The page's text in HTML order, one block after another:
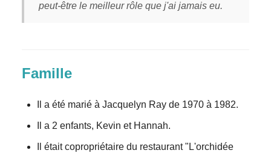
peut-être le meilleur rôle que j'ai jamais eu.
Famille
Il a été marié à Jacquelyn Ray de 1970 à 1982.
Il a 2 enfants, Kevin et Hannah.
Il était copropriétaire du restaurant "L'orchidée